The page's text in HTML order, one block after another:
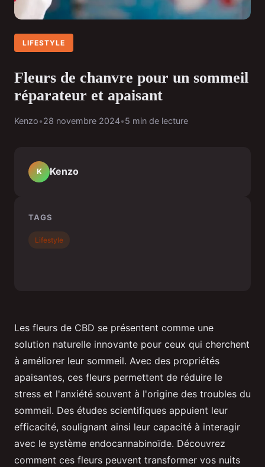
LIFESTYLE
Fleurs de chanvre pour un sommeil
réparateur et apaisant
Kenzo•28 novembre 2024•5 min de lecture
Les fleurs de CBD se présentent comme une
solution naturelle innovante pour ceux qui cherchent
à améliorer leur sommeil. Avec des propriétés
apaisantes, ces fleurs permettent de réduire le
stress et l'anxiété souvent à l'origine des troubles du
sommeil. Des études scientifiques appuient leur
efficacité, soulignant ainsi leur capacité à interagir
avec le système endocannabinoïde. Découvrez
comment ces fleurs peuvent transformer vos nuits
K Kenzo
TAGS
Lifestyle